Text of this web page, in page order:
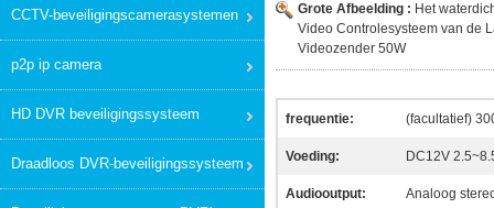
CCTV-beveiligingscamerasystemen
p2p ip camera
HD DVR beveiligingssysteem
Draadloos DVR-beveiligingssysteem
Grote Afbeelding : Het
Video Controlesysteem van de
Videozender 50W
frequentie: (facultatief)
Voeding: DC12V
Audiooutput: Analoog